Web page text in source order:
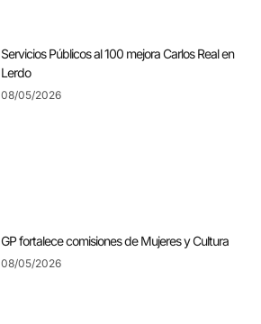
Servicios Públicos al 100 mejora Carlos Real en
Lerdo
08/05/2026
GP fortalece comisiones de Mujeres y Cultura
08/05/2026